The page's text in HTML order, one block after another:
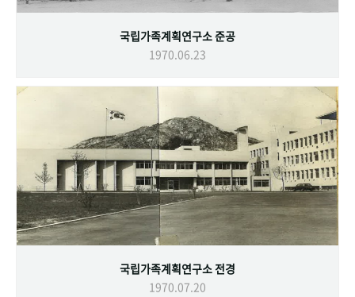
국립가족계획연구소 준공
1970.06.23
국립가족계획연구소 전경
1970.07.20